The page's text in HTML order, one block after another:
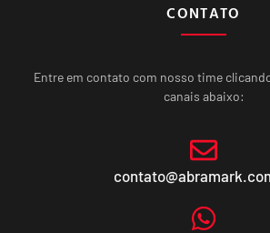
CONTATO
Entre em contato com nosso time
canais abaixo: